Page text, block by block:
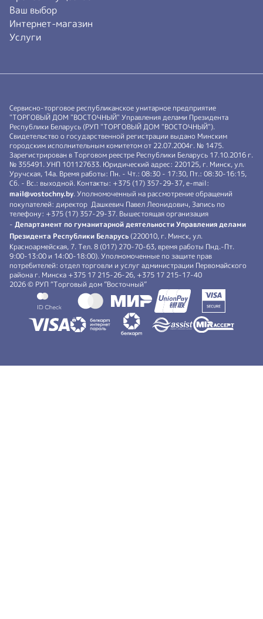
Ваш выбор
Интернет-магазин
Услуги
Сервисно-торговое республиканское унитарное предприятие
"ТОРГОВЫЙ ДОМ "ВОСТОЧНЫЙ" Управления делами Президента
Республики Беларусь (РУП "ТОРГОВЫЙ ДОМ "ВОСТОЧНЫЙ").
Свидетельство о государственной регистрации выдано Минским
городским исполнительным комитетом от 22.07.2004г. № 1475.
Зарегистрирован в Торговом реестре Республики Беларусь 17.10.2016 г.
№ 355491. УНП 101127633. Юридический адрес: 220125, г. Минск, ул.
Уручская, 14а. Время работы: Пн. - Чт.: 08:30 - 17:30, Пт.: 08:30-16:15,
Сб. - Вс.: выходной. Контакты: +375 (17) 357-29-37, e-mail:
mail@vostochny.by. Уполномоченный на рассмотрение обращений
покупателей: директор Дашкевич Павел Леонидович, Запись по
телефону: +375 (17) 357-29-37. Вышестоящая организация
- Департамент по гуманитарной деятельности Управления делами
Президента Республики Беларусь (220010, г. Минск, ул.
Красноармейская, 7. Тел. 8 (017) 270-70-63, время работы Пнд.-Пт.
9:00-13:00 и 14:00-18:00). Уполномоченные по защите прав
потребителей: отдел торговли и услуг администрации Первомайского
района г. Минска +375 17 215-26-26, +375 17 215-17-40
2026 © РУП “Торговый дом ”Восточный”